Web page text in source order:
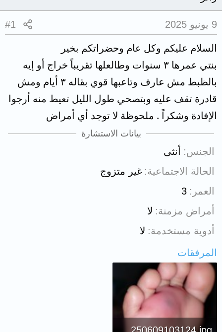
9 يونيو 2025 #1
السلام عليكم وكل عام وحضراتكم بخير
بنتي عمرها ٣ سنوات وطالعلها تقريباً خراج أو إيه
بالظبط مش عارف وتاعبها قوي بقاله ٣ أيام ومش
قادرة تقف عليه وبتصحي طول الليل تعيط منه أرجوا
الإفادة وشكراً . ملحوظة لا توجد أي أمراض
بيانات الاستشارة
الجنس
أنثى
الحالة الاجتماعية غير متزوج
العمر
3
أمراض مزمنة لا
أدوية مستخدمة لا
المرفقات